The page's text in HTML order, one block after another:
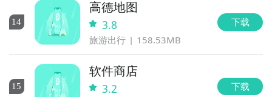
14
高德地图
3.8
旅游出行 158.53MB
下载
15
软件商店
3.2 下载